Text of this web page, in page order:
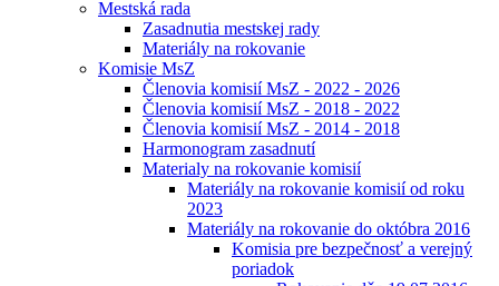
Mestská rada
Zasadnutia mestskej rady
Materiály na rokovanie
Komisie MsZ
Členovia komisií MsZ - 2022 - 2026
Členovia komisií MsZ - 2018 - 2022
Členovia komisií MsZ - 2014 - 2018
Harmonogram zasadnutí
Materialy na rokovanie komisií
Materiály na rokovanie komisií od roku
2023
Materiály na rokovanie do októbra 2016
Komisia pre bezpečnosť a verejný
poriadok